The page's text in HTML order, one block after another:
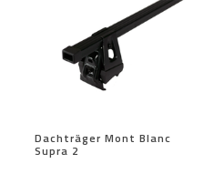
Dachträger Mont Blanc
Supra 2